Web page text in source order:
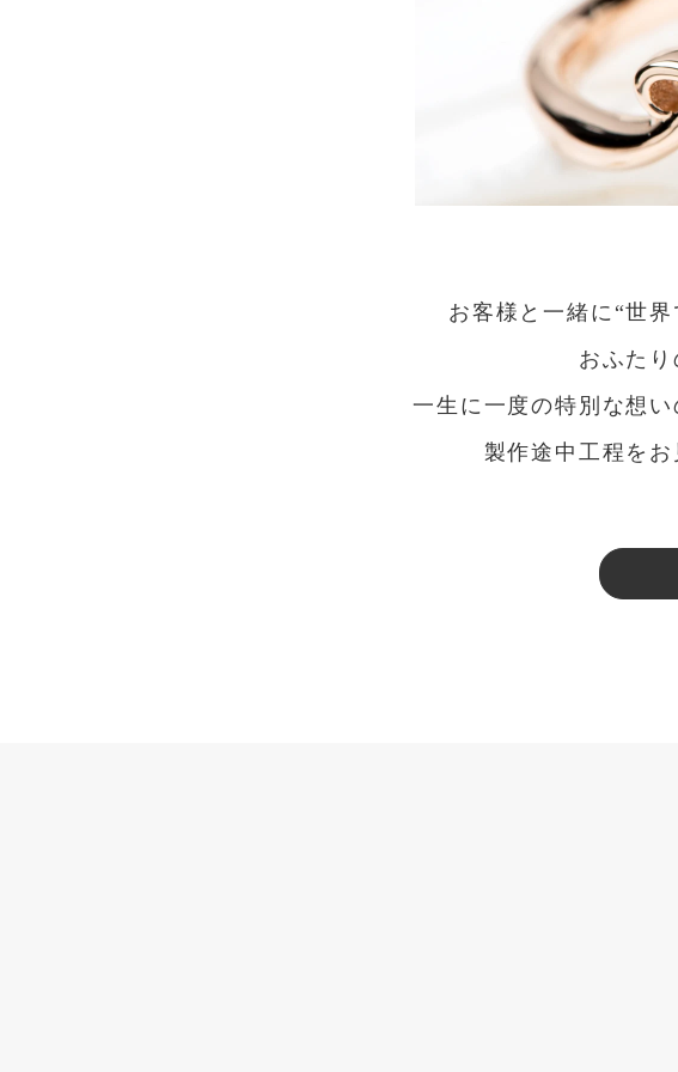
お客様と一緒に“世
おふたり
一生に一度の特別な想
製作途中工程を